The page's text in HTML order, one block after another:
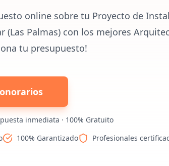
online sobre tu Proyecto de
(Las Palmas) con los mejores
tu presupuesto!
inmediata · 100% Gratuito
100% Garantizado Profesionales